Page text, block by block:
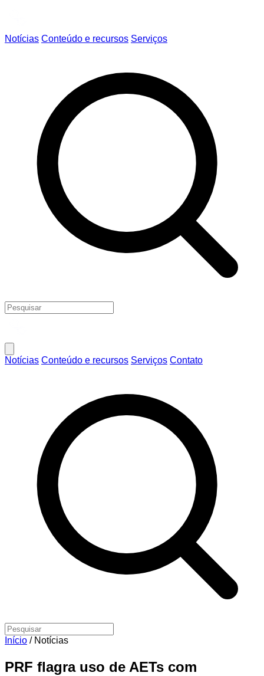
Notícias Conteúdo e recursos Serviços
Notícias Conteúdo e recursos Serviços Contato
Início / Notícias
PRF flagra uso de AETs com